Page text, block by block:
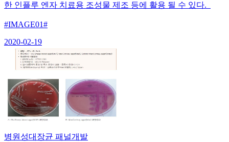
한 인플루 엔자 치료용 조성물 제조 등에 활용 될 수 있다.
#IMAGE01#
2020-02-19
병원성대장균 패널개발